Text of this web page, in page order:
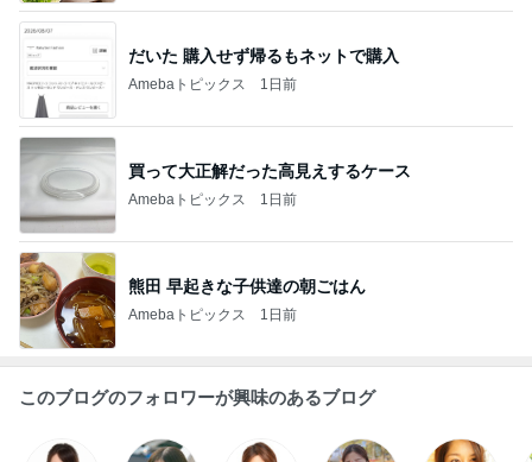
だいた 購入せず帰るもネットで購入
Amebaトピックス 1日前
買って大正解だった高見えするケース
Amebaトピックス 1日前
熊田 早起きな子供達の朝ごはん
Amebaトピックス 1日前
このブログのフォロワーが興味のあるブログ